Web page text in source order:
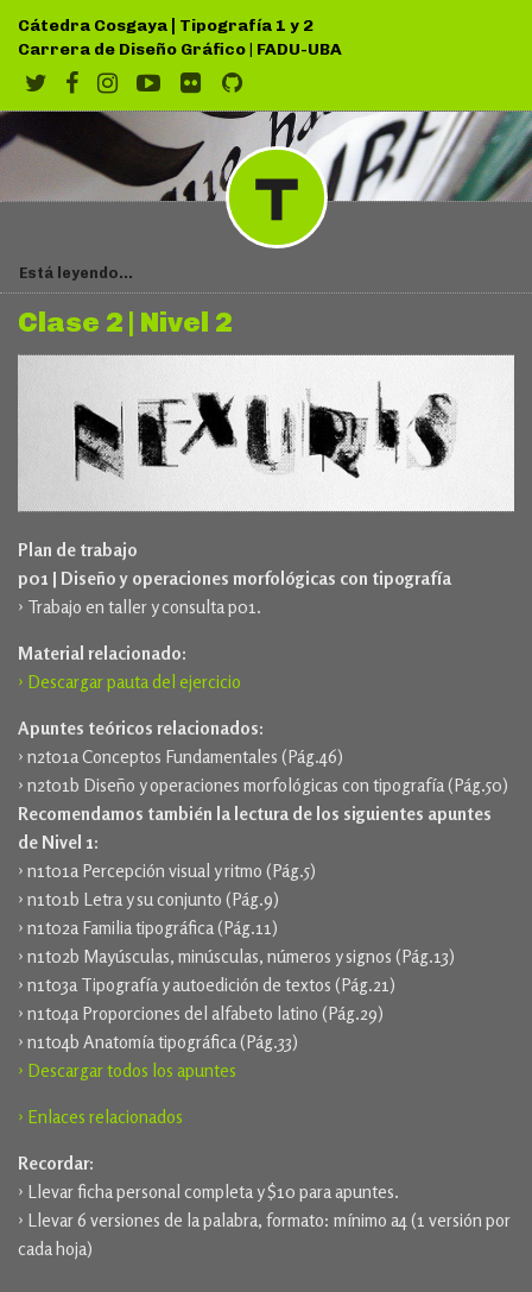
Cátedra Cosgaya | Tipografía 1 y 2
Carrera de Diseño Gráfico| FADU-UBA
Está leyendo...
Clase 2 | Nivel 2
Plan de trabajo
p01 | Diseño y operaciones morfológicas con tipografía
› Trabajo en taller y consulta p01.
Material relacionado:
› Descargar pauta del ejercicio
Apuntes teóricos relacionados:
› n2t01a Conceptos Fundamentales (Pág.46)
› n2t01b Diseño y operaciones morfológicas con tipografía (Pág.50)
Recomendamos también la lectura de los siguientes apuntes
de Nivel 1:
› n1t01a Percepción visual y ritmo (Pág.5)
› n1t01b Letra y su conjunto (Pág.9)
› n1t02a Familia tipográfica (Pág.11)
› n1t02b Mayúsculas, minúsculas, números y signos (Pág.13)
› n1t03a Tipografía y autoedición de textos (Pág.21)
› n1t04a Proporciones del alfabeto latino (Pág.29)
› n1t04b Anatomía tipográfica (Pág.33)
› Descargar todos los apuntes
› Enlaces relacionados
Recordar:
› Llevar ficha personal completa y $10 para apuntes.
› Llevar 6 versiones de la palabra, formato: mínimo a4 (1 versión por
cada hoja)